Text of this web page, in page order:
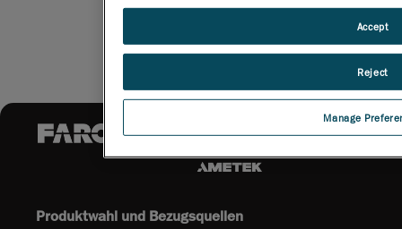
Produktwahl und Bezugsquellen
Manage
Reject
Accept